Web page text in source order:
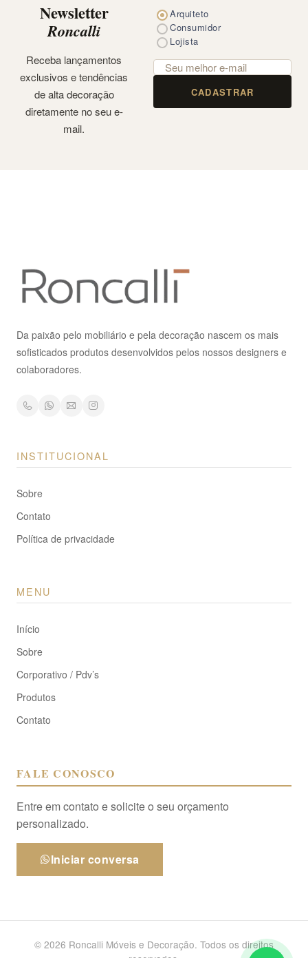
Newsletter
Roncalli
Receba lançamentos
exclusivos e tendências
de alta decoração
diretamente no seu e-
mail.
Arquiteto
Consumidor
Lojista
CADASTRAR
Da paixão pelo mobiliário e pela decoração nascem os mais
sofisticados produtos desenvolvidos pelos nossos designers e
colaboradores.
INSTITUCIONAL
Sobre
Contato
Política de privacidade
MENU
Início
Sobre
Corporativo / Pdv’s
Produtos
Contato
FALE CONOSCO
Entre em contato e solicite o seu orçamento
personalizado.
Iniciar conversa
© 2026 Roncalli Móveis e Decoração. Todos os direitos